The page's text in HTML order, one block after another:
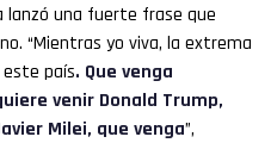
lanzó una fuerte frase que
“Mientras yo viva, la extrema
país. Que venga
venir Donald Trump,
Milei, que venga”,